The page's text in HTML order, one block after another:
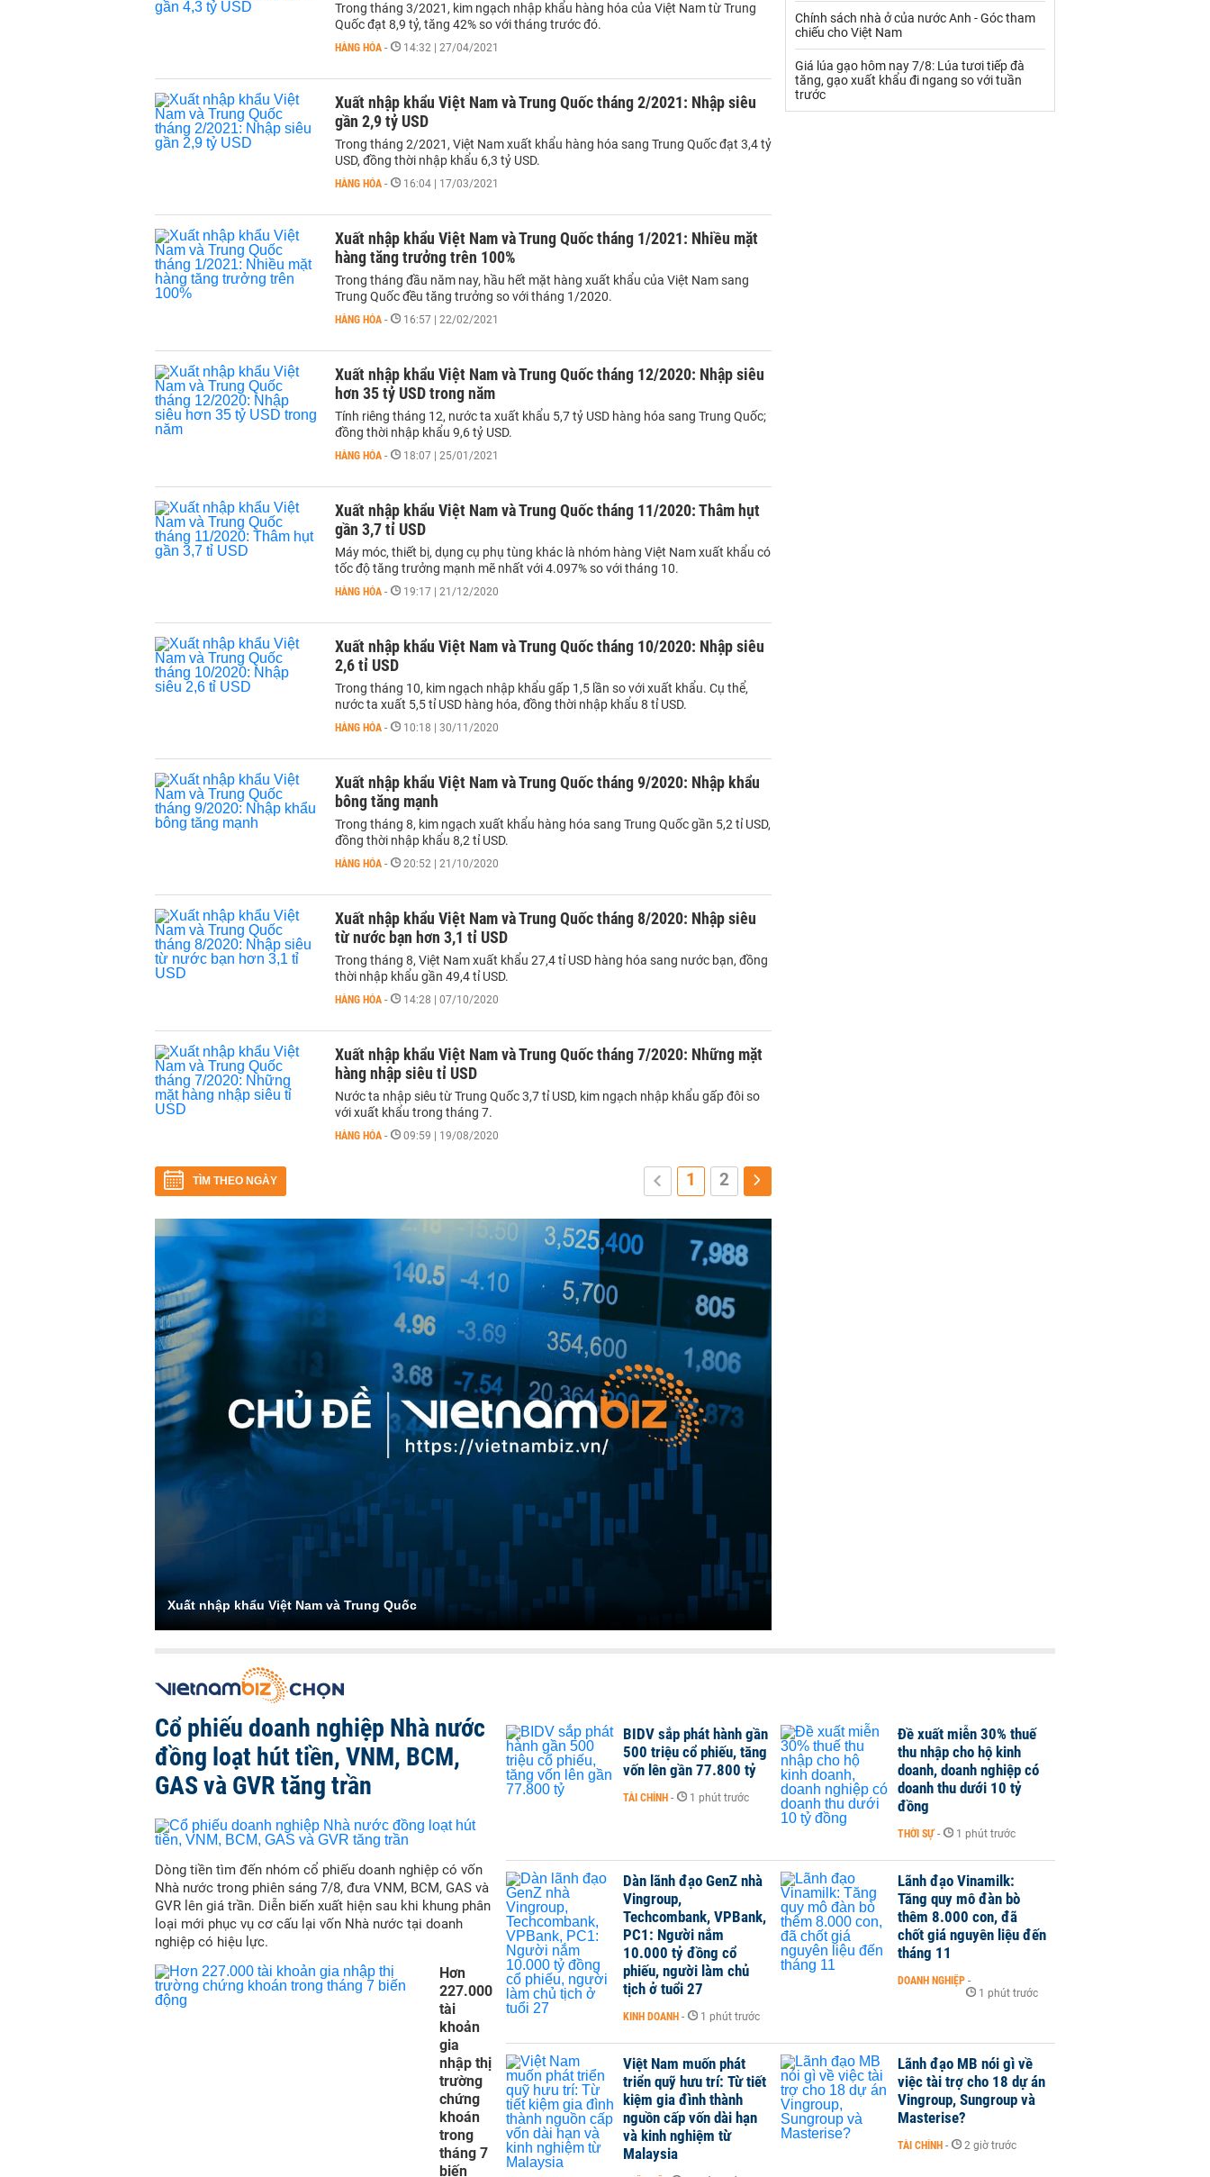
Trong tháng 3/2021, kim ngạch nhập khẩu hàng hóa của Việt Nam từ Trung
Quốc đạt 8,9 tỷ, tăng 42% so với tháng trước đó.
HÀNG HÓA - 14:32 | 27/04/2021
Xuất nhập khẩu Việt Nam và Trung Quốc tháng 2/2021: Nhập siêu
gần 2,9 tỷ USD
Trong tháng 2/2021, Việt Nam xuất khẩu hàng hóa sang Trung Quốc đạt 3,4 tỷ
USD, đồng thời nhập khẩu 6,3 tỷ USD.
HÀNG HÓA - 16:04 | 17/03/2021
Xuất nhập khẩu Việt Nam và Trung Quốc tháng 1/2021: Nhiều mặt
hàng tăng trưởng trên 100%
Trong tháng đầu năm nay, hầu hết mặt hàng xuất khẩu của Việt Nam sang
Trung Quốc đều tăng trưởng so với tháng 1/2020.
HÀNG HÓA - 16:57 | 22/02/2021
Xuất nhập khẩu Việt Nam và Trung Quốc tháng 12/2020: Nhập siêu
hơn 35 tỷ USD trong năm
Tính riêng tháng 12, nước ta xuất khẩu 5,7 tỷ USD hàng hóa sang Trung Quốc;
đồng thời nhập khẩu 9,6 tỷ USD.
HÀNG HÓA - 18:07 | 25/01/2021
Xuất nhập khẩu Việt Nam và Trung Quốc tháng 11/2020: Thâm hụt
gần 3,7 tỉ USD
Máy móc, thiết bị, dụng cụ phụ tùng khác là nhóm hàng Việt Nam xuất khẩu có
tốc độ tăng trưởng mạnh mẽ nhất với 4.097% so với tháng 10.
HÀNG HÓA - 19:17 | 21/12/2020
Xuất nhập khẩu Việt Nam và Trung Quốc tháng 10/2020: Nhập siêu
2,6 tỉ USD
Trong tháng 10, kim ngạch nhập khẩu gấp 1,5 lần so với xuất khẩu. Cụ thể,
nước ta xuất 5,5 tỉ USD hàng hóa, đồng thời nhập khẩu 8 tỉ USD.
HÀNG HÓA - 10:18 | 30/11/2020
Xuất nhập khẩu Việt Nam và Trung Quốc tháng 9/2020: Nhập khẩu
bông tăng mạnh
Trong tháng 8, kim ngạch xuất khẩu hàng hóa sang Trung Quốc gần 5,2 tỉ USD,
đồng thời nhập khẩu 8,2 tỉ USD.
HÀNG HÓA - 20:52 | 21/10/2020
Xuất nhập khẩu Việt Nam và Trung Quốc tháng 8/2020: Nhập siêu
từ nước bạn hơn 3,1 tỉ USD
Trong tháng 8, Việt Nam xuất khẩu 27,4 tỉ USD hàng hóa sang nước bạn, đồng
thời nhập khẩu gần 49,4 tỉ USD.
HÀNG HÓA - 14:28 | 07/10/2020
Xuất nhập khẩu Việt Nam và Trung Quốc tháng 7/2020: Những mặt
hàng nhập siêu tỉ USD
Nước ta nhập siêu từ Trung Quốc 3,7 tỉ USD, kim ngạch nhập khẩu gấp đôi so
với xuất khẩu trong tháng 7.
HÀNG HÓA - 09:59 | 19/08/2020
TÌM THEO NGÀY 1 2
Xuất nhập khẩu Việt Nam và Trung Quốc
Xi măng - Clynker
Chính sách nhà ở của nước Anh - Góc tham
chiếu cho Việt Nam
Giá lúa gạo hôm nay 7/8: Lúa tươi tiếp đà
tăng, gạo xuất khẩu đi ngang so với tuần
trước
Cổ phiếu doanh nghiệp Nhà nước
đồng loạt hút tiền, VNM, BCM,
GAS và GVR tăng trần
Dòng tiền tìm đến nhóm cổ phiếu doanh nghiệp có vốn
Nhà nước trong phiên sáng 7/8, đưa VNM, BCM, GAS và
GVR lên giá trần. Diễn biến xuất hiện sau khi khung phân
loại mới phục vụ cơ cấu lại vốn Nhà nước tại doanh
nghiệp có hiệu lực.
Hơn
227.000
tài
khoản
gia
nhập thị
trường
chứng
khoán
trong
tháng 7
biến
BIDV sắp phát hành gần
500 triệu cổ phiếu, tăng
vốn lên gần 77.800 tỷ
TÀI CHÍNH - 1 phút trước
Đề xuất miễn 30% thuế
thu nhập cho hộ kinh
doanh, doanh nghiệp có
doanh thu dưới 10 tỷ
đồng
THỜI SỰ - 1 phút trước
Dàn lãnh đạo GenZ nhà
Vingroup,
Techcombank, VPBank,
PC1: Người nắm
10.000 tỷ đồng cổ
phiếu, người làm chủ
tịch ở tuổi 27
KINH DOANH - 1 phút trước
Lãnh đạo Vinamilk:
Tăng quy mô đàn bò
thêm 8.000 con, đã
chốt giá nguyên liệu đến
tháng 11
DOANH NGHIỆP -
1 phút trước
Việt Nam muốn phát
triển quỹ hưu trí: Từ tiết
kiệm gia đình thành
nguồn cấp vốn dài hạn
và kinh nghiệm từ
Malaysia
Lãnh đạo MB nói gì về
việc tài trợ cho 18 dự án
Vingroup, Sungroup và
Masterise?
TÀI CHÍNH - 2 giờ trước